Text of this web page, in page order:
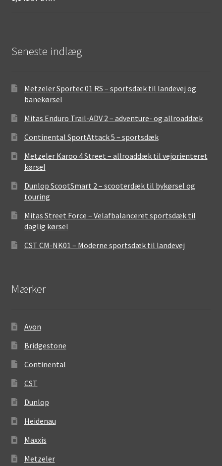
Seneste indlæg
Metzeler Sportec 01 RS – sportsdæk til landevej og
banekørsel
Mitas Enduro Trail-ADV 2 – adventure- og allroaddæk
Continental SportAttack 5 – sportsdæk
Metzeler Karoo 4 Street – allroaddæk til vejorienteret
kørsel
Dunlop ScootSmart 2 – scooterdæk til bykørsel og
touring
Mitas Street Force – Velafbalanceret sportsdæk til
daglig kørsel
CST CM-NK01 – Moderne sportsdæk til landevej
Mærker
Avon
Bridgestone
Continental
CST
Dunlop
Heidenau
Maxxis
Metzeler